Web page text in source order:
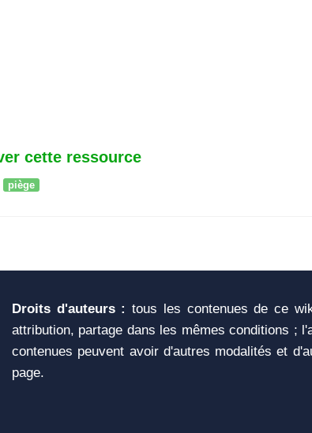
cette ressource
piège
Droits d'auteurs : tous les contenues de ce
attribution, partage dans les mêmes conditions ;
contenues peuvent avoir d'autres modalités et
page.